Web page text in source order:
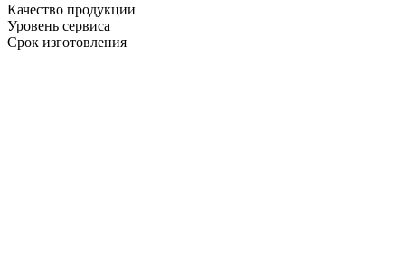
Качество продукции
Уровень сервиса
Срок изготовления